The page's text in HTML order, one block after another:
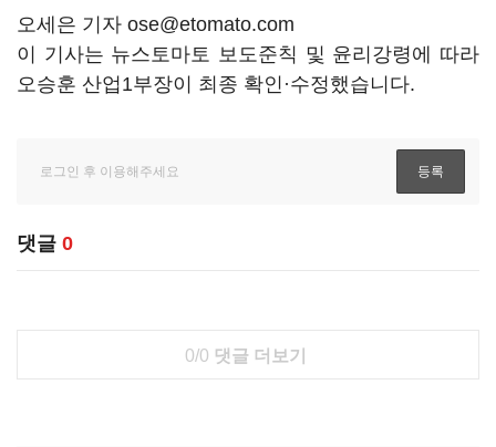
오세은 기자 ose@etomato.com
이 기사는 뉴스토마토 보도준칙 및 윤리강령에 따라
오승훈 산업1부장이 최종 확인·수정했습니다.
댓글 0
0/0 댓글 더보기